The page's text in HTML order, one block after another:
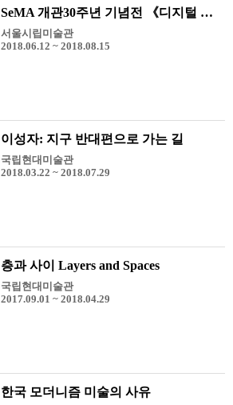
SeMA 개관30주년 기념전 《디지털 프롬나드》
서울시립미술관
2018.06.12 ~ 2018.08.15
이성자: 지구 반대편으로 가는 길
국립현대미술관
2018.03.22 ~ 2018.07.29
층과 사이 Layers and Spaces
국립현대미술관
2017.09.01 ~ 2018.04.29
한국 모더니즘 미술의 사유